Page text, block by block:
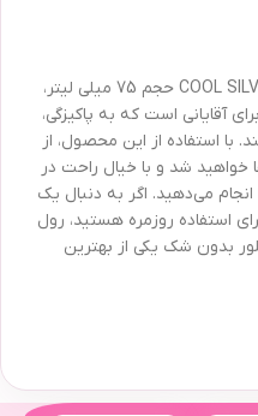
رول دئودورانت مردانه بیول مدل COOL SILVER حجم 75 میلی لیتر،
آقایانی است که به پاکیزگی،
با استفاده از این محصول، از
خواهید شد و با خیال راحت در
می‌دهید. اگر به دنبال یک
استفاده روزمره هستید، رول
بدون شک یکی از بهترین